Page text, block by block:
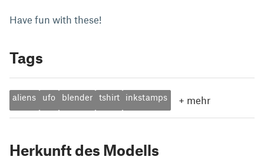
Have fun with these!
Tags
aliens ufo blender tshirt inkstamps + mehr
Herkunft des Modells